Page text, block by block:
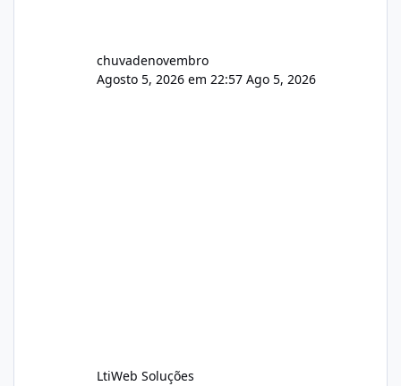
chuvadenovembro
Agosto 5, 2026 em 22:57 Ago 5, 2026
LtiWeb Soluções